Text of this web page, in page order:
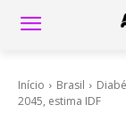
Início Brasil
2045, estima IDF